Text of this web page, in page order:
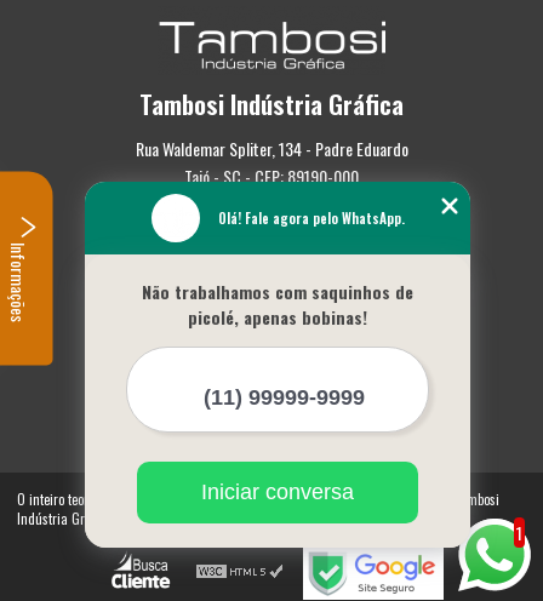
Tambosi Indústria Gráfica
Rua Waldemar Spliter, 134 - Padre Eduardo
Taió - SC - CEP: 89190-000
(47) 3562-0587
Empresa
Missão
Serviços
Mapa do site
Mais Serviços
O inteiro teor deste site está sujeito à proteção de direitos autorais. Copyright© Tambosi
Indústria Gráfica (Lei 9610 de 19/02/1998)
1
Olá! Fale agora pelo WhatsApp.
Não trabalhamos com saquinhos de
picolé, apenas bobinas!
Iniciar conversa
Informações